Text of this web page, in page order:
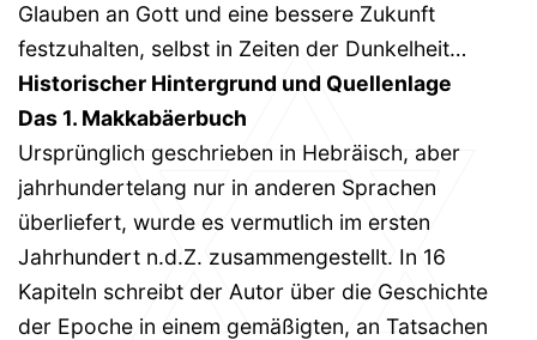
Glauben an Gott und eine bessere Zukunft
festzuhalten, selbst in Zeiten der Dunkelheit…
Historischer Hintergrund und Quellenlage
Das 1. Makkabäerbuch
Ursprünglich geschrieben in Hebräisch, aber
jahrhundertelang nur in anderen Sprachen
überliefert, wurde es vermutlich im ersten
Jahrhundert n.d.Z. zusammengestellt. In 16
Kapiteln schreibt der Autor über die Geschichte
der Epoche in einem gemäßigten, an Tatsachen